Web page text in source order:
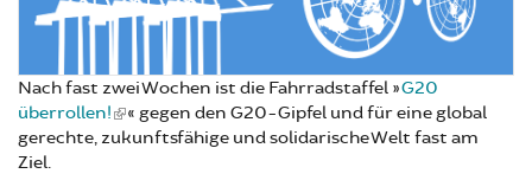
Nach fast zwei Wochen ist die Fahrradstaffel »G20
überrollen!
« gegen den G20-Gipfel und für eine global
gerechte, zukunftsfähige und solidarische Welt fast am
Ziel.